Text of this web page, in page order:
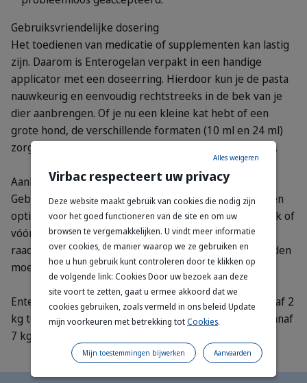
Gebruiksvriendelijke dosering
Het toedienen van medicatie of supplementen kan lastig
zijn. Daarom is Enterogelan verpakt in een handige
applicator met een doseerring. Hierdoor kun je de pasta
nauwkeurig en eenvoudig rechtstreeks in de bek van je
dier aanbrengen. Of je nu een kleine kat hebt of een
grote hond, de verschillende formaten (10 ml en 24 ml)
zorgen voor een passende oplossing voor elk gewicht.
Aanbevolen gebruik
Gebruik Enterogelan gedurende 1 tot 7 dagen voor een
optimaal resultaat. Aangeraden wordt om vóór gebruik of
vóór verlenging van de kuur een dierenarts te
raadplegen. Gelijktijdige orale toediening van macroliden
moet worden vermeden.
Enterogelan 10 is geschikt voor katten en honden vanaf 2
kg tot 7 kg.Enterogelan 24 is geschikt voor honden vanaf
7 kg tot 30 kg.
Virbac respecteert uw privacy
Deze website maakt gebruik van cookies die nodig zijn
voor het goed functioneren van de site en om uw
browsen te vergemakkelijken. U vindt meer informatie
over cookies, de manier waarop we ze gebruiken en
hoe u hun gebruik kunt controleren door te klikken op
de volgende link: Cookies Door uw bezoek aan deze
site voort te zetten, gaat u ermee akkoord dat we
cookies gebruiken, zoals vermeld in ons beleid Update
mijn voorkeuren met betrekking totCookies.
Alles weigeren
Aanvaarden
Mijn toestemmingen bijwerken